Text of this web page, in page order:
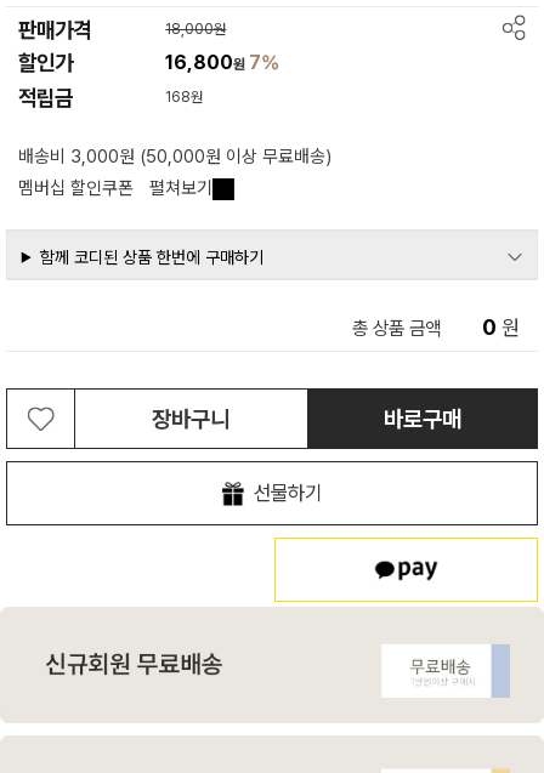
판매가격 18,000원
할인가 16,800원 7%
적립금 168원
배송비 3,000원 (50,000원 이상 무료배송)
멤버십 할인쿠폰
펼쳐보기
함께 코디된 상품 한번에 구매하기
총 상품 금액 0 원
장바구니 바로구매
선물하기